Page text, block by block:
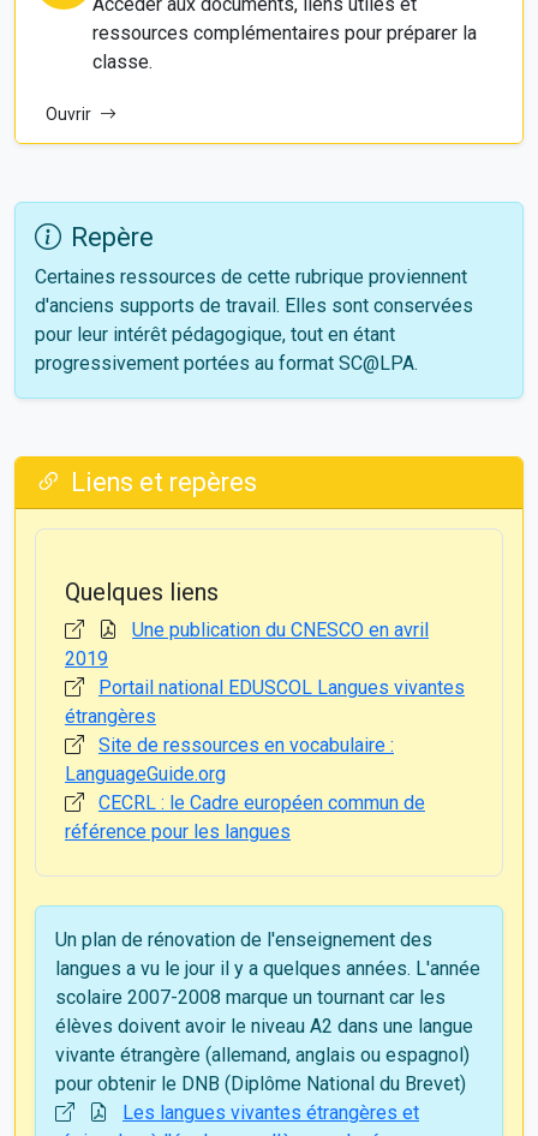
ressources complémentaires pour préparer la
classe.
Ouvrir
Repère
Certaines ressources de cette rubrique proviennent
d'anciens supports de travail. Elles sont conservées
pour leur intérêt pédagogique, tout en étant
progressivement portées au format SC@LPA.
Liens et repères
Quelques liens
Une publication du CNESCO en avril
2019
Portail national EDUSCOL Langues vivantes
étrangères
Site de ressources en vocabulaire :
LanguageGuide.org
CECRL : le Cadre européen commun de
référence pour les langues
Un plan de rénovation de l'enseignement des
langues a vu le jour il y a quelques années. L'année
scolaire 2007-2008 marque un tournant car les
élèves doivent avoir le niveau A2 dans une langue
vivante étrangère (allemand, anglais ou espagnol)
pour obtenir le DNB (Diplôme National du Brevet)
Les langues vivantes étrangères et